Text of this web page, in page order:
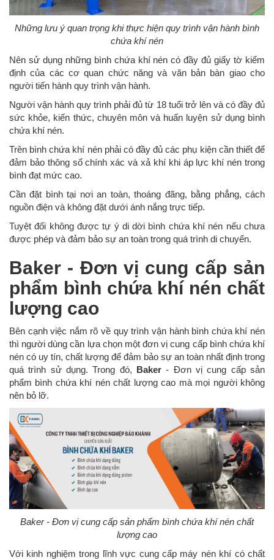
Những lưu ý quan trọng khi thực hiện quy trình vận hành bình
chứa khí nén
Nên sử dụng những bình chứa khí nén có đầy đủ giấy tờ kiểm
định của các cơ quan chức năng và văn bản bàn giao cho
người tiến hành quy trình vận hành.
Người vận hành quy trình phải đủ từ 18 tuổi trở lên và có đầy đủ
sức khỏe, kiến thức, chuyên môn và huấn luyện sử dụng bình
chứa khí nén.
Trên bình chứa khí nén phải có đầy đủ các phụ kiện cần thiết để
đảm bảo thông số chính xác và xả khí khi áp lực khí nén trong
bình đạt mức cao.
Cần đặt bình tại nơi an toàn, thoáng đãng, bằng phẳng, cách
nguồn điện và không đặt dưới ánh nắng trực tiếp.
Tuyệt đối không được tự ý di dời bình chứa khí nén nếu chưa
được phép và đảm bảo sự an toàn trong quá trình di chuyển.
Baker - Đơn vị cung cấp sản
phẩm bình chứa khí nén chất
lượng cao
Bên cạnh việc nắm rõ về quy trình vận hành bình chứa khí nén
thì người dùng cần lựa chọn một đơn vị cung cấp bình chứa khí
nén có uy tín, chất lượng để đảm bảo sự an toàn nhất định trong
quá trình sử dụng. Trong đó, Baker - Đơn vị cung cấp sản
phẩm bình chứa khí nén chất lượng cao mà mọi người không
nên bỏ lỡ.
Baker - Đơn vị cung cấp sản phẩm bình chứa khí nén chất
lượng cao
Với kinh nghiệm trong lĩnh vực cung cấp máy nén khí có chất